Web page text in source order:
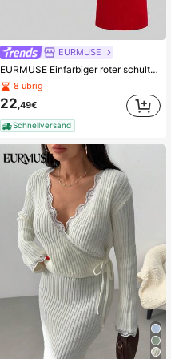
EURMUSE
EURMUSE Einfarbiger roter schulterfreier Strickpullover und Midirock mit hoher Taille, zweiteiliges Set für Damen, modisches rotes, figurbetontes Maxikleid, rotes schulterfreies Kleid, rotes zweiteiliges Outfit für Damen, rotes Kurvenkleid, figurbetontes Midikleid
8 übrig
22,49€
Schnellversand